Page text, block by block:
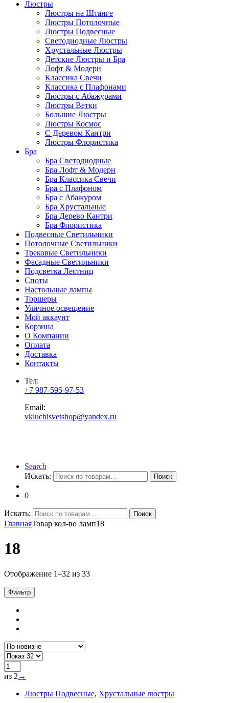
Люстры
Люстры на Штанге
Люстры Потолочные
Люстры Подвесные
Светодиодные Люстры
Хрустальные Люстры
Детские Люстры и Бра
Лофт & Модерн
Классика Свечи
Классика с Плафонами
Люстры с Абажурами
Люстры Ветки
Большие Люстры
Люстры Космос
С Деревом Кантри
Люстры Флористика
Бра
Бра Светодиодные
Бра Лофт & Модерн
Бра Классика Свечи
Бра с Плафоном
Бра с Абажуром
Бра Хрустальные
Бра Дерево Кантри
Бра Флористика
Подвесные Светильники
Потолочные Светильники
Трековые Светильники
Фасадные Светильники
Подсветка Лестниц
Споты
Настольные лампы
Торшеры
Уличное освещение
Мой аккаунт
Корзина
О Компании
Оплата
Доставка
Контакты
Тел:
+7 987-595-97-53
Email:
vkluchisvetshop@yandex.ru
Search
Искать:
Поиск
0
Искать: Поиск
ГлавнаяТовар кол-во ламп18
18
Отображение 1–32 из 33
Фильтр
из 2 →
Люстры Подвесные, Хрустальные люстры